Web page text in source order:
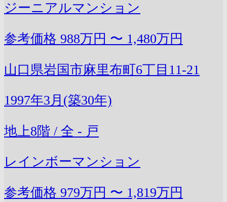
ジーニアルマンション
参考価格 988万円 〜 1,480万円
山口県岩国市麻里布町6丁目11-21
1997年3月(築30年)
地上8階 / 全 - 戸
レインボーマンション
参考価格 979万円 〜 1,819万円